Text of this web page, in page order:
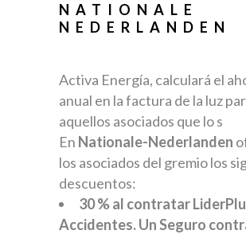
NATIONALE
NEDERLANDEN
Activa Energía, calculará el
anual en la factura de la luz
aquellos asociados que lo s
En Nationale-Nederlanden
los asociados del gremio los
descuentos:
30 % al contratar
Accidentes.Un Seguro